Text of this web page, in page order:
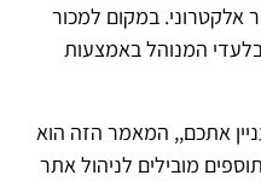
אלקטרוני. במקום למכור
בלעדי המנוהל באמצעות
אתכם,, המאמר הזה הוא
מובילים לניהול אתר